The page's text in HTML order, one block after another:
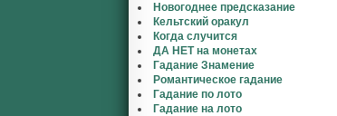
Новогоднее предсказание
Кельтский оракул
Когда случится
ДА НЕТ на монетах
Гадание Знамение
Романтическое гадание
Гадание по лото
Гадание на лото